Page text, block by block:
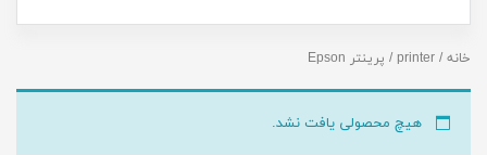
خانه/
printer/ پرینتر Epson
هیچ محصولی یافت نشد.